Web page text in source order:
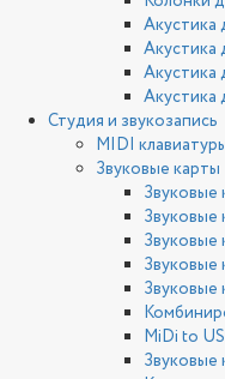
Акустика
Акустика
Акустика
Акустика
Студия и звукозапись
MIDI
Звуковые карты
Звуковые
Звуковые
Звуковые
Звуковые
MiDi to
Звуковые